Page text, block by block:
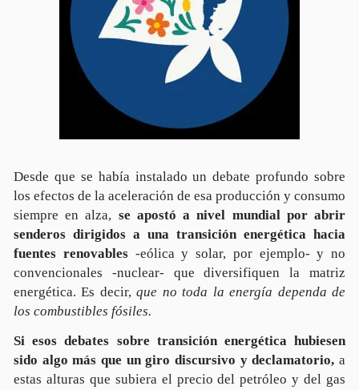
Desde que se había instalado un debate profundo sobre
los efectos de la aceleración de esa producción y consumo
siempre en alza, se apostó a nivel mundial por abrir
senderos dirigidos a una transición energética hacia
fuentes renovables-eólica y solar, por ejemplo- y no
convencionales -nuclear- que diversifiquen la matriz
energética. Es decir,que no toda la energía dependa de
los combustibles fósiles.
Si esos debates sobre transición energética hubiesen
sido algo más que un giro discursivo y declamatorio, a
estas alturas que subiera el precio del petróleo y del gas